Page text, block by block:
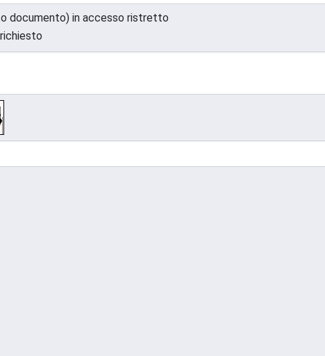
documento) in accesso ristretto